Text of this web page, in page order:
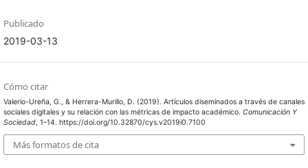
Publicado
2019-03-13
Cómo citar
Valerio-Ureña, G., & Herrera-Murillo, D. (2019). Artículos diseminados a través de canales
sociales digitales y su relación con las métricas de impacto académico. Comunicación Y
Sociedad, 1–14. https://doi.org/10.32870/cys.v2019i0.7100
Más formatos de cita